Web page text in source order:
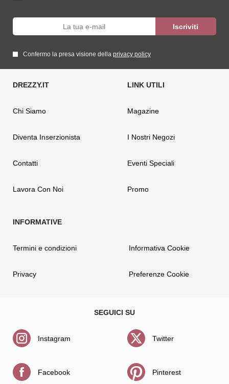
Confermo la presa visione della privacy policy
Chi Siamo
Diventa Inserzionista
Contatti
Lavora Con Noi
Magazine
I Nostri Negozi
Eventi Speciali
Promo
Termini e condizioni
Privacy
Informativa Cookie
Preferenze Cookie
Instagram
Facebook
Twitter
Pinterest